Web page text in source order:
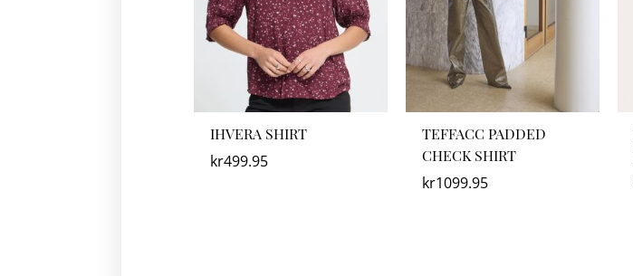
IHVERA SHIRT
kr499.95
TEFFACC PADDED
CHECK SHIRT
kr1099.95